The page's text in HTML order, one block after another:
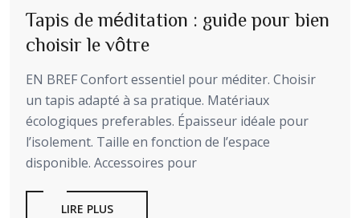
Tapis de méditation : guide pour bien
choisir le vôtre
EN BREF Confort essentiel pour méditer. Choisir
un tapis adapté à sa pratique. Matériaux
écologiques preferables. Épaisseur idéale pour
l’isolement. Taille en fonction de l’espace
disponible. Accessoires pour
LIRE PLUS